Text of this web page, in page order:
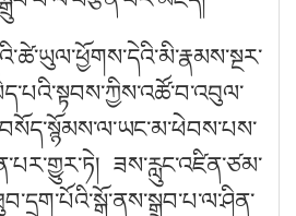
ཟས་རླུང་འཛིན་ཙམ་